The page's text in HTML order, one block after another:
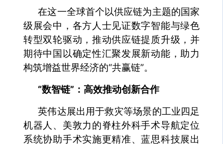
在这一全球首个以供应链为主题的国家
级展会中，各方人士见证数字智能与绿色
转型双轮驱动，推动供应链提质升级，并
期待中国以确定性汇聚发展新动能，助力
构筑增益世界经济的“共赢链”。
“数智链”：高效推动创新合作
英伟达展出用于救灾等场景的工业四足
机器人、美敦力的脊柱外科手术导航定位
系统协助手术实施更精准、蓝思科技展出